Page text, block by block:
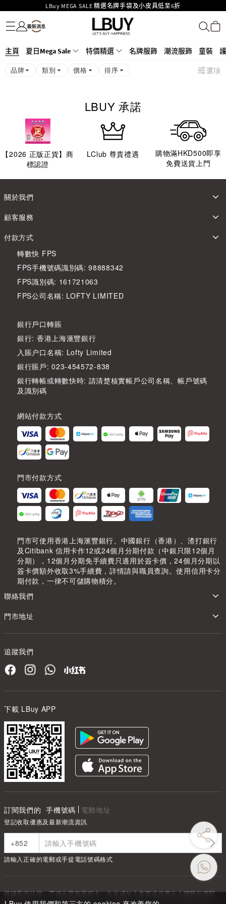
LBuy MEGA SALE 精選名牌手袋及小皮具低至6折
Goyard Hobo / Hobo Mini人氣限量特別版限時原價低至75折!
LBuy呈獻 - Hermès 及 Chanel 手袋及首飾原價低至6折，立即入手!
426號舖！
MOKO 1樓175號鋪旗艦店特設名牌Hermès、CHANEL及LV專區！
購物滿HKD500即享免運費！
名牌服飾
潮流服飾
童裝
護膚美妝
香水香薰
個人護理
母嬰護理
遊戲及精品玩具
文儀用品
家居生活
電子產品
美食
醫藥保健
運動與戶外用品
主頁 夏日Mega Sale 特價精選 名牌服飾 潮流服飾 童裝
品牌 類別 價格 排序 選項
LBUY 承諾
【2026 正版正貨】商
標認證
LClub 尊貴禮遇
購物滿HKD500即享
免費送貨上門
關於我們
顧客服務
付款方式
轉數快 FPS
FPS手機號碼識別碼: 98888342
FPS識別碼: 161721063
FPS公司名稱: LOFTY LIMITED
銀行戶口轉賬
銀行: 香港上海滙豐銀行
入賬户口名稱: Lofty Limited
銀行賬戶: 023-454572-838
銀行轉帳或轉數快時: 請清楚核實帳戶公司名稱、帳戶號碼
及識別碼
網站付款方式
門市付款方式
門市可使用香港上海滙豐銀行、中國銀行（香港）、渣打銀行
及Citibank 信用卡作12或24個月分期付款（中銀只限12個月
分期），12個月分期免手續費只適用於簽卡價，24個月分期以
簽卡價額外收取3%手續費，詳情請與職員查詢。使用信用卡分
期付款，一律不可儲購物積分。
聯絡我們
門市地址
追蹤我們
下載 LBuy APP
訂閱我們的 手機號碼 電郵地址
登記收取優惠及最新潮流資訊
請輸入正確的電郵或手提電話號碼格式
根據香港法律，不得在業務過程中，向未成年人售賣或供應令人醺醉的酒類
Under the law of Hong Kong, intoxicating liquor must not be sold or